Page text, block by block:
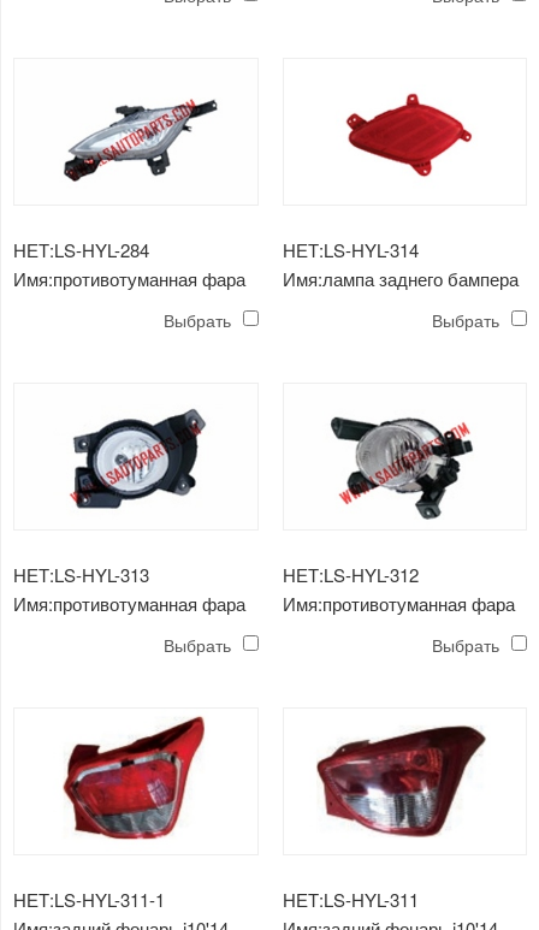
НЕТ:LS-HYL-284
Имя:противотуманная фара
Выбрать
НЕТ:LS-HYL-314
Имя:лампа заднего бампера
Выбрать
НЕТ:LS-HYL-313
Имя:противотуманная фара
Выбрать
НЕТ:LS-HYL-312
Имя:противотуманная фара
Выбрать
НЕТ:LS-HYL-311-1
НЕТ:LS-HYL-311